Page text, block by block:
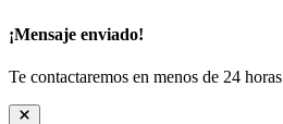
¡Mensaje enviado!
Te contactaremos en menos de 24 horas